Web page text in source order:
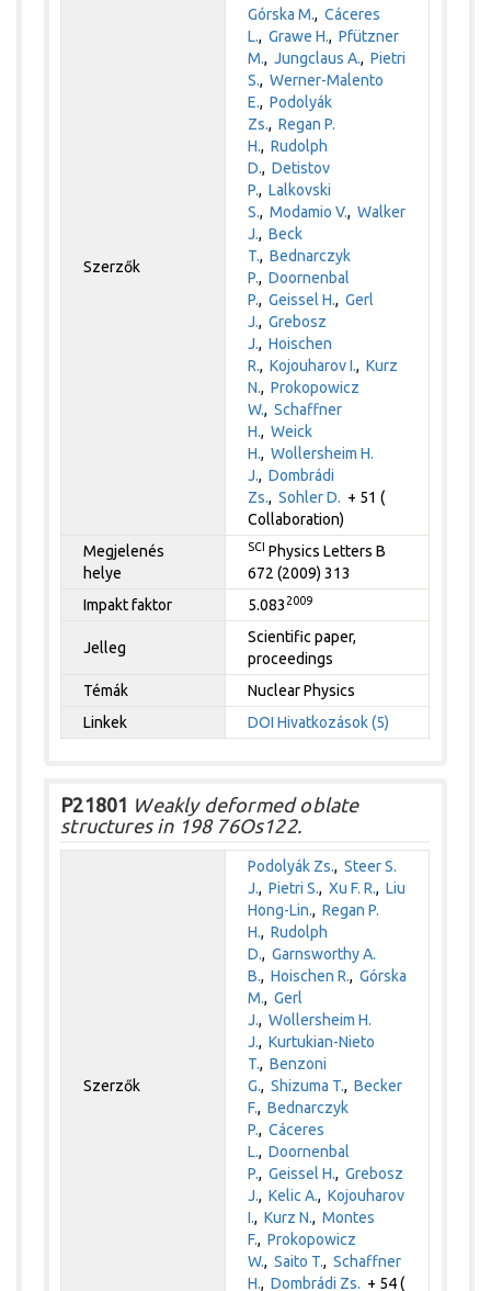
Szerzők
Górska M.,Cáceres
L.,Grawe H.,Pfützner
M.,Jungclaus A.,Pietri
S.,Werner-Malento
E.,Podolyák
Zs.,Regan P.
H.,Rudolph
D.,Detistov
P.,Lalkovski
S.,Modamio V.,Walker
J.,Beck
T.,Bednarczyk
P.,Doornenbal
P.,Geissel H.,Gerl
J.,Grebosz
J.,Hoischen
R.,Kojouharov I.,Kurz
N.,Prokopowicz
W.,Schaffner
H.,Weick
H.,Wollersheim H.
J.,Dombrádi
Zs.,Sohler D. + 51 (
Collaboration)
Megjelenés
helye
SCI Physics Letters B
672 (2009) 313
Impakt faktor
5.083 2009
Jelleg
Scientific paper,
proceedings
Témák
Nuclear Physics
Linkek
DOI Hivatkozások (5)
P21801 Weakly deformed oblate
structures in 198 76Os122.
Szerzők
Podolyák Zs.,Steer S.
J.,Pietri S.,Xu F. R.,Liu
Hong-Lin.,Regan P.
H.,Rudolph
D.,Garnsworthy A.
B.,Hoischen R.,Górska
M.,Gerl
J.,Wollersheim H.
J.,Kurtukian-Nieto
T.,Benzoni
G.,Shizuma T.,Becker
F.,Bednarczyk
P.,Cáceres
L.,Doornenbal
P.,Geissel H.,Grebosz
J.,Kelic A.,Kojouharov
I.,Kurz N.,Montes
F.,Prokopowicz
W.,Saito T.,Schaffner
H.,Dombrádi Zs. + 54 (